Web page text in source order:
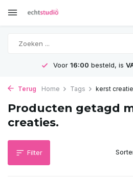
Voor 16:00 besteld, is
Terug Home Tags kerst
Producten getagd
creaties.
Filter